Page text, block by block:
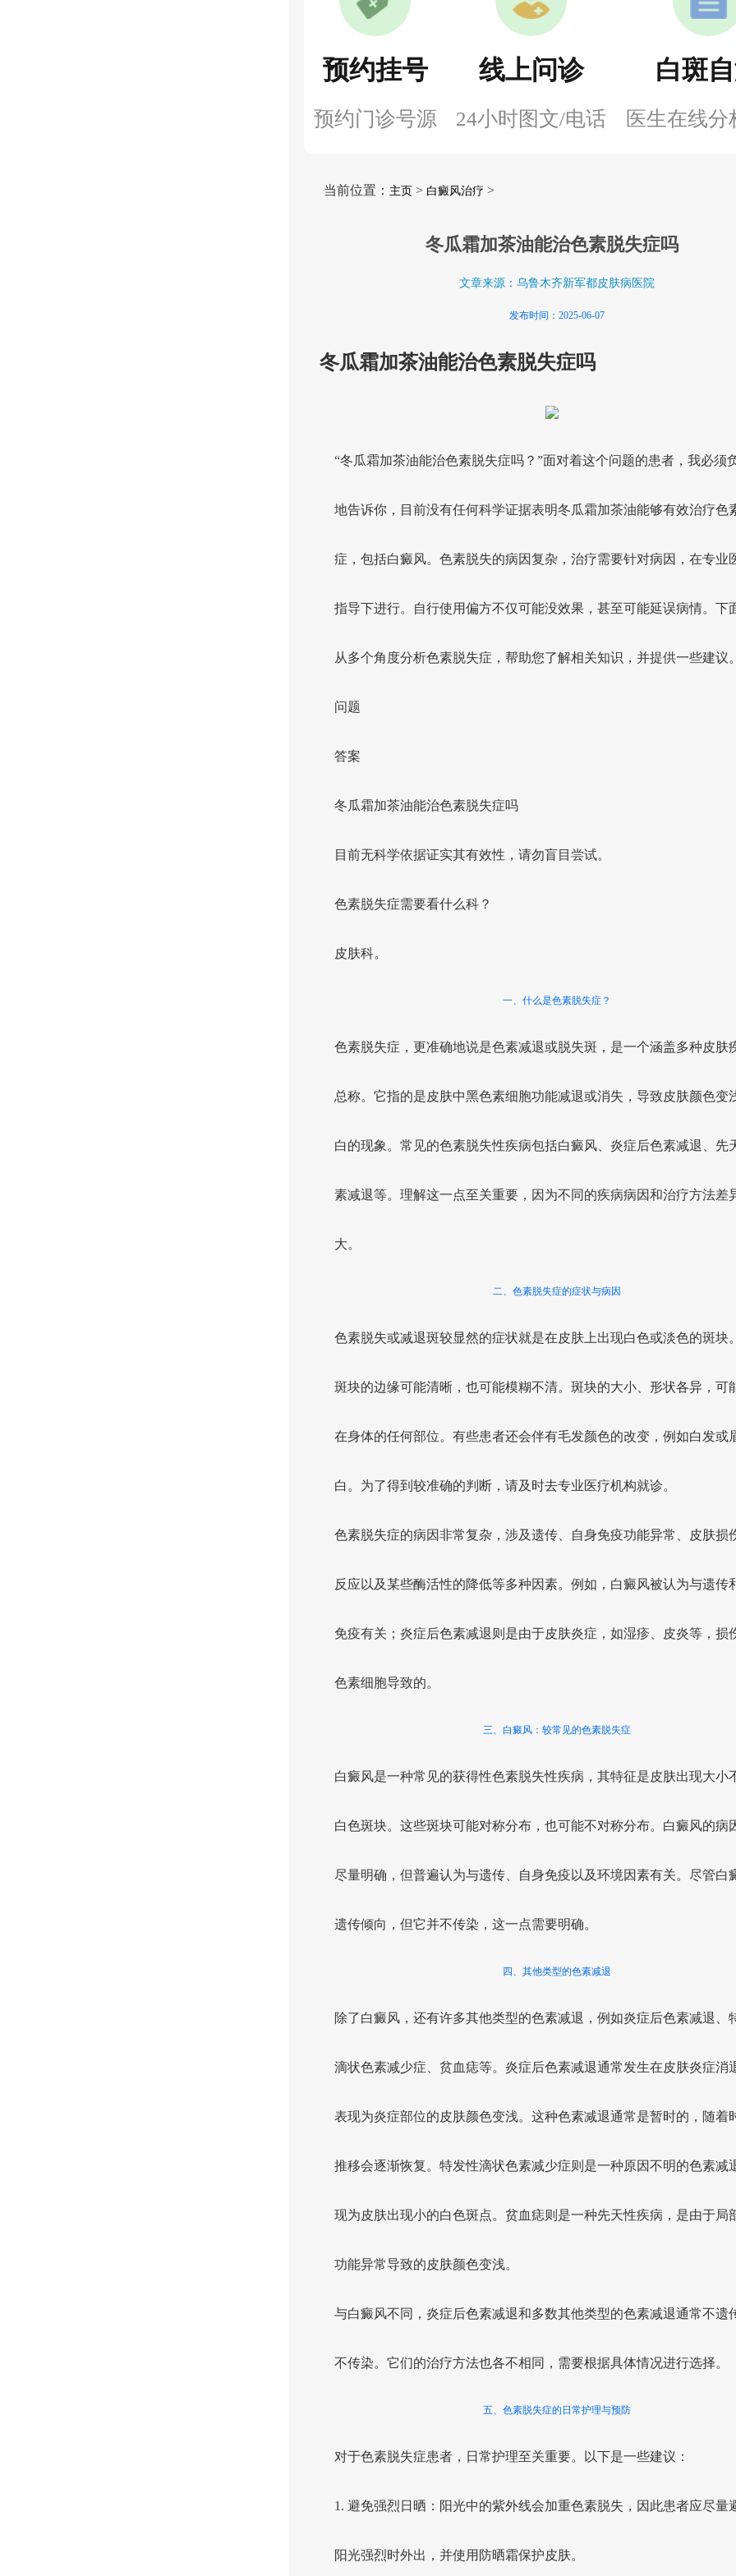
预约挂号
预约门诊号源
线上问诊
24小时图文/电话
白斑
医生在线分
当前位置： 主页> 白癜风治疗 >
冬瓜霜加茶油能治色素脱失症吗
文章来源：乌鲁木齐新军都皮肤病医院
发布时间：2025-06-07
冬瓜霜加茶油能治色素脱失症吗
“冬瓜霜加茶油能治色素脱失症吗？”面对着这个问题的患者，我必须
地告诉你，目前没有任何科学证据表明冬瓜霜加茶油能够有效治疗色
症，包括白癜风。色素脱失的病因复杂，治疗需要针对病因，在专业
指导下进行。自行使用偏方不仅可能没效果，甚至可能延误病情。下
从多个角度分析色素脱失症，帮助您了解相关知识，并提供一些建议。
问题
答案
冬瓜霜加茶油能治色素脱失症吗
目前无科学依据证实其有效性，请勿盲目尝试。
色素脱失症需要看什么科？
皮肤科。
一、什么是色素脱失症？
色素脱失症，更准确地说是色素减退或脱失斑，是一个涵盖多种皮肤
总称。它指的是皮肤中黑色素细胞功能减退或消失，导致皮肤颜色变
白的现象。常见的色素脱失性疾病包括白癜风、炎症后色素减退、先
素减退等。理解这一点至关重要，因为不同的疾病病因和治疗方法差
大。
二、色素脱失症的症状与病因
色素脱失或减退斑较显然的症状就是在皮肤上出现白色或淡色的斑块
斑块的边缘可能清晰，也可能模糊不清。斑块的大小、形状各异，可
在身体的任何部位。有些患者还会伴有毛发颜色的改变，例如白发或
白。为了得到较准确的判断，请及时去专业医疗机构就诊。
色素脱失症的病因非常复杂，涉及遗传、自身免疫功能异常、皮肤损
反应以及某些酶活性的降低等多种因素。例如，白癜风被认为与遗传
免疫有关；炎症后色素减退则是由于皮肤炎症，如湿疹、皮炎等，损
色素细胞导致的。
三、白癜风：较常见的色素脱失症
白癜风是一种常见的获得性色素脱失性疾病，其特征是皮肤出现大小
白色斑块。这些斑块可能对称分布，也可能不对称分布。白癜风的病
尽量明确，但普遍认为与遗传、自身免疫以及环境因素有关。尽管白
遗传倾向，但它并不传染，这一点需要明确。
四、其他类型的色素减退
除了白癜风，还有许多其他类型的色素减退，例如炎症后色素减退、
滴状色素减少症、贫血痣等。炎症后色素减退通常发生在皮肤炎症消
表现为炎症部位的皮肤颜色变浅。这种色素减退通常是暂时的，随着
推移会逐渐恢复。特发性滴状色素减少症则是一种原因不明的色素减
现为皮肤出现小的白色斑点。贫血痣则是一种先天性疾病，是由于局
功能异常导致的皮肤颜色变浅。
与白癜风不同，炎症后色素减退和多数其他类型的色素减退通常不遗
不传染。它们的治疗方法也各不相同，需要根据具体情况进行选择。
五、色素脱失症的日常护理与预防
对于色素脱失症患者，日常护理至关重要。以下是一些建议：
1. 避免强烈日晒：阳光中的紫外线会加重色素脱失，因此患者应尽量
阳光强烈时外出，并使用防晒霜保护皮肤。